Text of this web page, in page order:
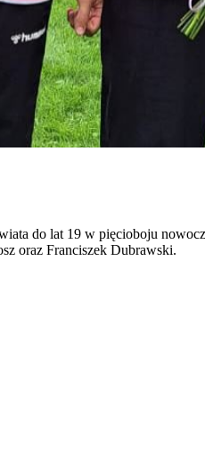
do lat 19 w pięcioboju
oraz Franciszek Dubrawski.